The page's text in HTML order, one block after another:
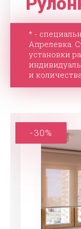
* -
Апрелевка.
установки
и
-30%